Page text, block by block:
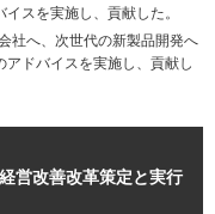
スを実施し、貢献した。
社へ、次世代の新製品開発へ
ドバイスを実施し、貢献し
営改善改革策定と実行